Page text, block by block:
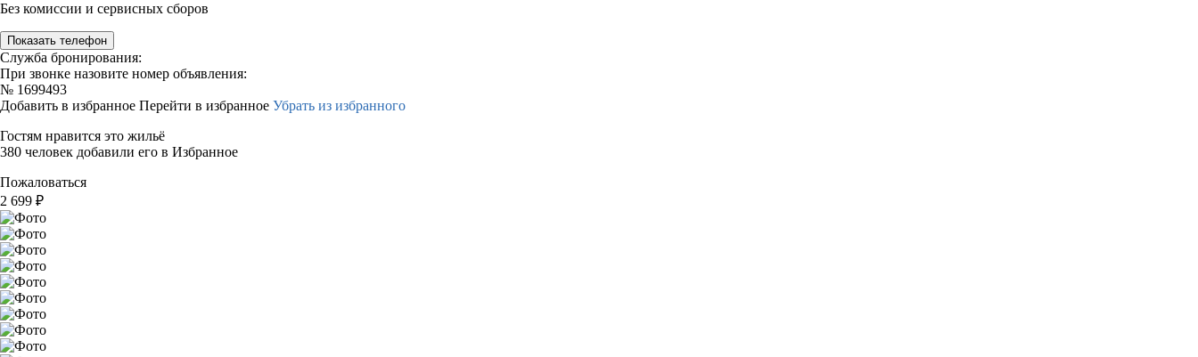
Без комиссии и сервисных сборов
Показать телефон
Служба бронирования:
При звонке назовите номер объявления:
№ 1699493
Добавить в избранное Перейти в избранное Убрать из избранного
Гостям нравится это жильё
380 человек добавили его в Избранное
Пожаловаться
2 699 ₽